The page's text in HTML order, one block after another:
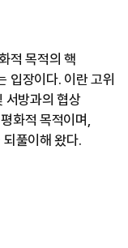
적 목적의 핵
입장이다. 이란 고위
서방과의 협상
화적 목적이며,
풀이해 왔다.